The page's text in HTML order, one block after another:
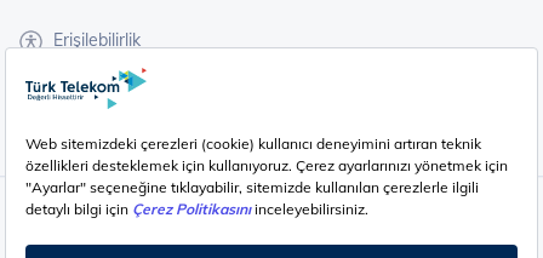
Erişilebilirlik
İşaret Dili Çevirisi